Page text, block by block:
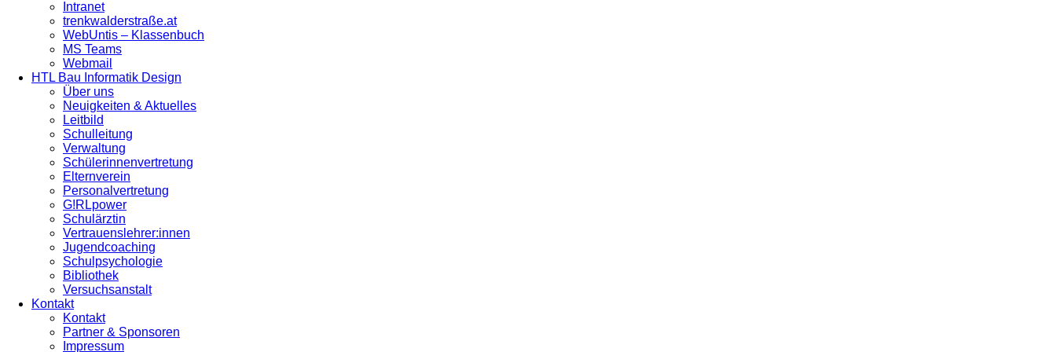
Intranet
trenkwalderstraße.at
WebUntis – Klassenbuch
MS Teams
Webmail
HTL Bau Informatik Design
Über uns
Neuigkeiten & Aktuelles
Leitbild
Schulleitung
Verwaltung
Schülerinnenvertretung
Elternverein
Personalvertretung
G!RLpower
Schulärztin
Vertrauenslehrer:innen
Jugendcoaching
Schulpsychologie
Bibliothek
Versuchsanstalt
Kontakt
Kontakt
Partner & Sponsoren
Impressum